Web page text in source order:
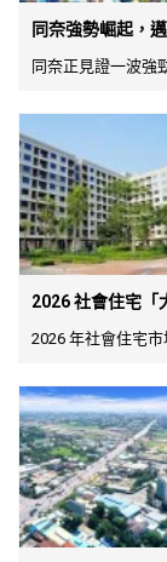
同奈強勢崛起，
同奈正見證一波強
2026 社會住宅「
2026 年社會住宅